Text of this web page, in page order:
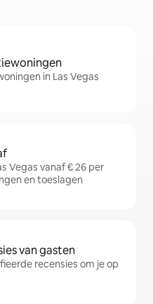
in Las Vegas
Vegas vanaf € 26 per
en toeslagen
van gasten
recensies om je op